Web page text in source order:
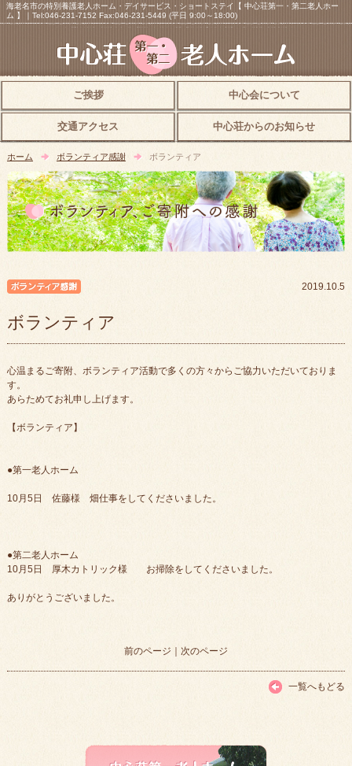
海老名市の特別養護老人ホーム・デイサービス・ショートステイ【 中心荘第一・第二老人ホー
ム 】｜Tel:046-231-7152 Fax:046-231-5449 (平日 9:00～18:00)
ご挨拶 中心会について
交通アクセス 中心荘からのお知らせ
ホーム ボランティア感謝 ボランティア
2019.10.5
ボランティア
心温まるご寄附、ボランティア活動で多くの方々からご協力いただいておりま
す。
あらためてお礼申し上げます。
【ボランティア】
●第一老人ホーム
10月5日 佐藤様 畑仕事をしてくださいました。
●第二老人ホーム
10月5日 厚木カトリック様 お掃除をしてくださいました。
ありがとうございました。
前のページ ｜ 次のページ
一覧へもどる